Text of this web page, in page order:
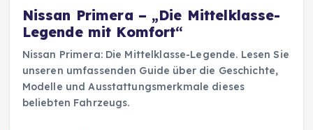
Nissan Primera – „Die Mittelklasse-
Legende mit Komfort“
Nissan Primera: Die Mittelklasse-Legende. Lesen Sie
unseren umfassenden Guide über die Geschichte,
Modelle und Ausstattungsmerkmale dieses
beliebten Fahrzeugs.